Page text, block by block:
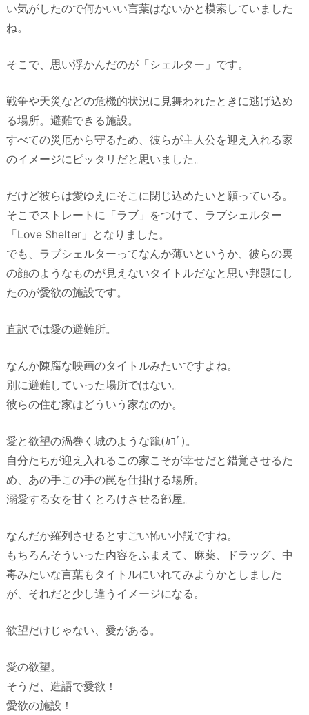
い気がしたので何かいい言葉はないかと模索していました
ね。
そこで、思い浮かんだのが「シェルター」です。
戦争や天災などの危機的状況に見舞われたときに逃げ込め
る場所。避難できる施設。
すべての災厄から守るため、彼らが主人公を迎え入れる家
のイメージにピッタリだと思いました。
だけど彼らは愛ゆえにそこに閉じ込めたいと願っている。
そこでストレートに「ラブ」をつけて、ラブシェルター
「Love Shelter」となりました。
でも、ラブシェルターってなんか薄いというか、彼らの裏
の顔のようなものが見えないタイトルだなと思い邦題にし
たのが愛欲の施設です。
直訳では愛の避難所。
なんか陳腐な映画のタイトルみたいですよね。
別に避難していった場所ではない。
彼らの住む家はどういう家なのか。
愛と欲望の渦巻く城のような籠(ｶｺﾞ)。
自分たちが迎え入れるこの家こそが幸せだと錯覚させるた
め、あの手この手の罠を仕掛ける場所。
溺愛する女を甘くとろけさせる部屋。
なんだか羅列させるとすごい怖い小説ですね。
もちろんそういった内容をふまえて、麻薬、ドラッグ、中
毒みたいな言葉もタイトルにいれてみようかとしました
が、それだと少し違うイメージになる。
欲望だけじゃない、愛がある。
愛の欲望。
そうだ、造語で愛欲！
愛欲の施設！